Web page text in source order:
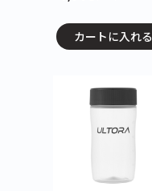
カートに入れる